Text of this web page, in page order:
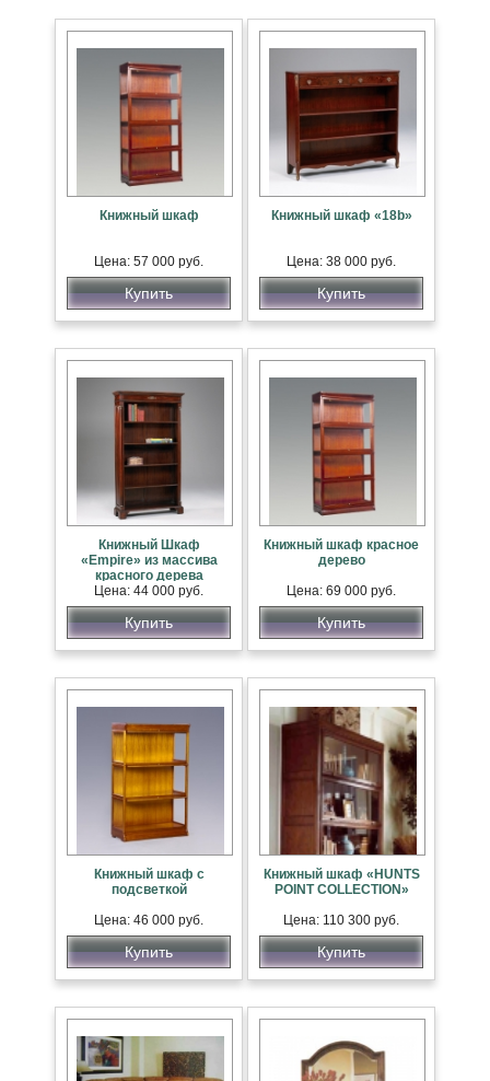
Книжный шкаф
Цена: 57 000 руб.
Купить
Книжный шкаф «18b»
Цена: 38 000 руб.
Купить
Книжный Шкаф
«Empire» из массива
красного дерева
Цена: 44 000 руб.
Купить
Книжный шкаф красное
дерево
Цена: 69 000 руб.
Купить
Книжный шкаф с
подсветкой
Цена: 46 000 руб.
Купить
Книжный шкаф «HUNTS
POINT COLLECTION»
Цена: 110 300 руб.
Купить